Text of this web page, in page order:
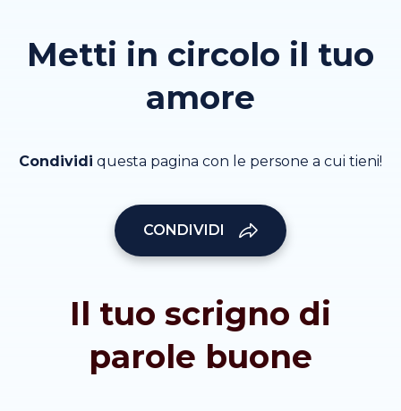
Metti in circolo il tuo
amore
Condividi questa pagina con le persone a cui tieni!
CONDIVIDI
Il tuo scrigno di
parole buone